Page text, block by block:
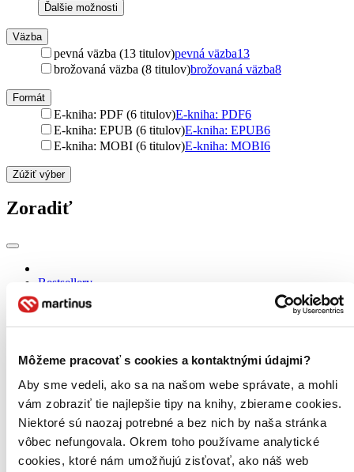
Môžeme pracovať s cookies a kontaktnými údajmi?
Aby sme vedeli, ako sa na našom webe správate, a mohli
vám zobraziť tie najlepšie tipy na knihy, zbierame cookies.
Niektoré sú naozaj potrebné a bez nich by naša stránka
vôbec nefungovala. Okrem toho používame analytické
cookies, ktoré nám umožňujú zisťovať, ako náš web
Ďalšie možnosti
Väzba
pevná väzba (13 titulov)pevná väzba13
brožovaná väzba (8 titulov)brožovaná väzba8
Formát
E-kniha: PDF (6 titulov)E-kniha: PDF6
E-kniha: EPUB (6 titulov)E-kniha: EPUB6
E-kniha: MOBI (6 titulov)E-kniha: MOBI6
Zúžiť výber
Zoradiť
Bestsellery
Top hodnotené
Novinky
Najdrahšie
Najvyššia zľava
Použité filtre
Zrušiť filtre
Na tému Nemecko